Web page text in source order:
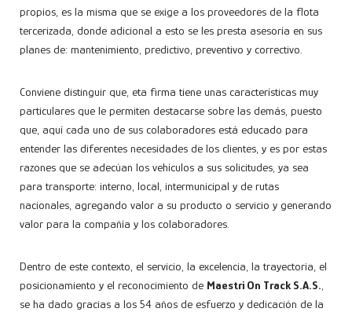
propios, es la misma que se exige a los proveedores de la flota
tercerizada, donde adicional a esto se les presta asesoría en sus
planes de: mantenimiento, predictivo, preventivo y correctivo.
Conviene distinguir que, eta firma tiene unas características muy
particulares que le permiten destacarse sobre las demás, puesto
que, aquí cada uno de sus colaboradores está educado para
entender las diferentes necesidades de los clientes, y es por estas
razones que se adecúan los vehículos a sus solicitudes, ya sea
para transporte: interno, local, intermunicipal y de rutas
nacionales, agregando valor a su producto o servicio y generando
valor para la compañía y los colaboradores.
Dentro de este contexto, el servicio, la excelencia, la trayectoria, el
posicionamiento y el reconocimiento de Maestri On Track S.A.S.
se ha dado gracias a los 54 años de esfuerzo y dedicación de la